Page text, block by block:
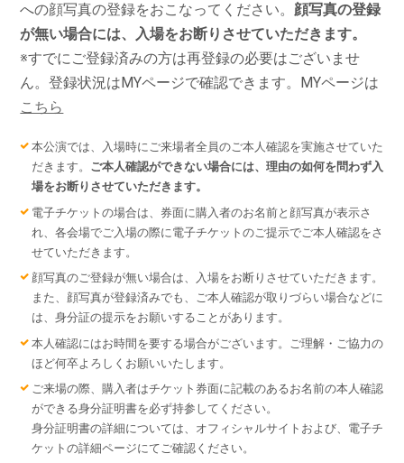
への顔写真の登録をおこなってください。 顔写真の登録
が無い場合には、入場をお断りさせていただきます。
※すでにご登録済みの方は再登録の必要はございませ
ん。登録状況はMYページで確認できます。MYページは
こちら
本公演では、入場時にご来場者全員のご本人確認を実施させていた
だきます。 ご本人確認ができない場合には、理由の如何を問わず入
場をお断りさせていただきます。
電子チケットの場合は、券面に購入者のお名前と顔写真が表示さ
れ、各会場でご入場の際に電子チケットのご提示でご本人確認をさ
せていただきます。
顔写真のご登録が無い場合は、入場をお断りさせていただきます。
また、顔写真が登録済みでも、ご本人確認が取りづらい場合などに
は、身分証の提示をお願いすることがあります。
本人確認にはお時間を要する場合がございます。ご理解・ご協力の
ほど何卒よろしくお願いいたします。
ご来場の際、購入者はチケット券面に記載のあるお名前の本人確認
ができる身分証明書を必ず持参してください。
身分証明書の詳細については、オフィシャルサイトおよび、電子チ
ケットの詳細ページにてご確認ください。